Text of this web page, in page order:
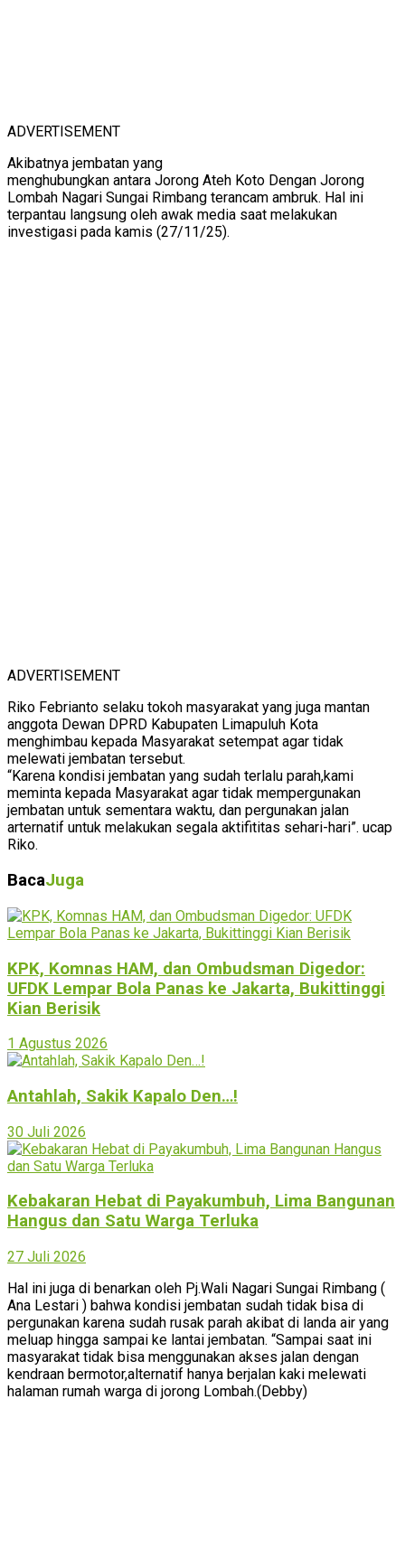
ADVERTISEMENT
Akibatnya jembatan yang
menghubungkan antara Jorong Ateh Koto Dengan Jorong
Lombah Nagari Sungai Rimbang terancam ambruk. Hal ini
terpantau langsung oleh awak media saat melakukan
investigasi pada kamis (27/11/25).
ADVERTISEMENT
Riko Febrianto selaku tokoh masyarakat yang juga mantan
anggota Dewan DPRD Kabupaten Limapuluh Kota
menghimbau kepada Masyarakat setempat agar tidak
melewati jembatan tersebut.
“Karena kondisi jembatan yang sudah terlalu parah,kami
meminta kepada Masyarakat agar tidak mempergunakan
jembatan untuk sementara waktu, dan pergunakan jalan
arternatif untuk melakukan segala aktifititas sehari-hari”. ucap
Riko.
BacaJuga
KPK, Komnas HAM, dan Ombudsman Digedor:
UFDK Lempar Bola Panas ke Jakarta, Bukittinggi
Kian Berisik
1 Agustus 2026
Antahlah, Sakik Kapalo Den…!
30 Juli 2026
Kebakaran Hebat di Payakumbuh, Lima Bangunan
Hangus dan Satu Warga Terluka
27 Juli 2026
Hal ini juga di benarkan oleh Pj.Wali Nagari Sungai Rimbang (
Ana Lestari ) bahwa kondisi jembatan sudah tidak bisa di
pergunakan karena sudah rusak parah akibat di landa air yang
meluap hingga sampai ke lantai jembatan. “Sampai saat ini
masyarakat tidak bisa menggunakan akses jalan dengan
kendraan bermotor,alternatif hanya berjalan kaki melewati
halaman rumah warga di jorong Lombah.(Debby)